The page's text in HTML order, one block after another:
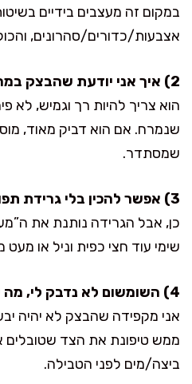
במקום זה מעצבים בידיים
אצבעות/כדורים/סהרונים, והכול
2) איך אני יודעת שהבצק במרקם נכון?
הוא צריך להיות רך וגמיש, לא
שנמרח. אם הוא דביק מאוד,
שמסתדר.
3) אפשר להכין בלי גרידת תפוז?
כן, אבל הגרידה נותנת את
שימי עוד חצי כפית וניל או
4) השומשום לא נדבק לי, מה עושים?
אני מקפידה שהבצק לא יהיה
ממש טיפונת את הצד שטובלים
ביצה/מים לפני הטבילה.